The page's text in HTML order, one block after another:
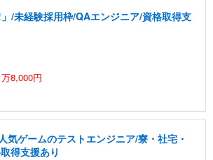
」/未経験採用枠/QAエンジニア/資格取得支
8,000円
気ゲームのテストエンジニア/寮・社宅・
得支援あり